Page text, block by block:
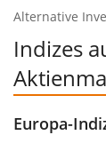
Alternative
Indizes
Europa-